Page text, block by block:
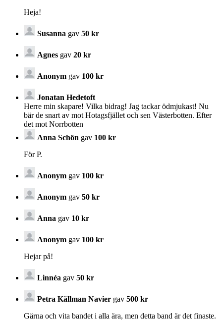
Heja!
Susanna gav 50 kr
Agnes gav 20 kr
Anonym gav 100 kr
Jonatan Hedetoft
Herre min skapare! Vilka bidrag! Jag tackar ödmjukast! Nu
bär de snart av mot Hotagsfjället och sen Västerbotten. Efter
det mot Norrbotten
Anna Schön gav 100 kr
För P.
Anonym gav 100 kr
Anonym gav 50 kr
Anna gav 10 kr
Anonym gav 100 kr
Hejar på!
Linnéa gav 50 kr
Petra Källman Navier gav 500 kr
Gärna och vita bandet i alla ära, men detta band är det finaste.